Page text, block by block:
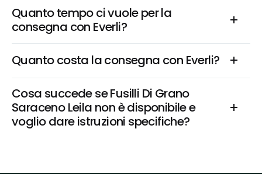
Quanto tempo ci vuole per la
consegna con Everli?
Quanto costa la consegna con Everli?
Cosa succede se Fusilli Di Grano
Saraceno Leila non è disponibile e
voglio dare istruzioni specifiche?